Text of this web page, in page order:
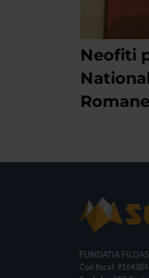
Neofiti
Romane
FUNDATIA
Cod fiscal: 9164384